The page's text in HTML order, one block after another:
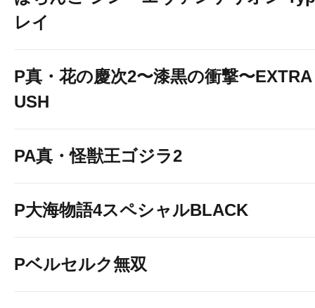
レイ
P真・花の慶次2〜漆黒の衝撃〜EXTRA
USH
PA真・怪獣王ゴジラ2
P大海物語4スペシャルBLACK
Pベルセルク無双